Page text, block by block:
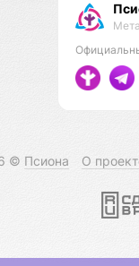
© Псиона О